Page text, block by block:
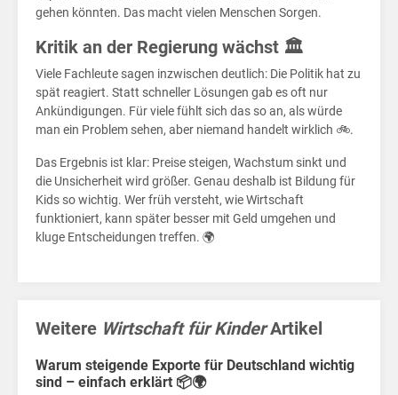
gehen könnten. Das macht vielen Menschen Sorgen.
Kritik an der Regierung wächst 🏛️
Viele Fachleute sagen inzwischen deutlich: Die Politik hat zu
spät reagiert. Statt schneller Lösungen gab es oft nur
Ankündigungen. Für viele fühlt sich das so an, als würde
man ein Problem sehen, aber niemand handelt wirklich 🚲.
Das Ergebnis ist klar: Preise steigen, Wachstum sinkt und
die Unsicherheit wird größer. Genau deshalb ist Bildung für
Kids so wichtig. Wer früh versteht, wie Wirtschaft
funktioniert, kann später besser mit Geld umgehen und
kluge Entscheidungen treffen. 🌍
Weitere Wirtschaft für KinderArtikel
Warum steigende Exporte für Deutschland wichtig
sind – einfach erklärt 📦🌍